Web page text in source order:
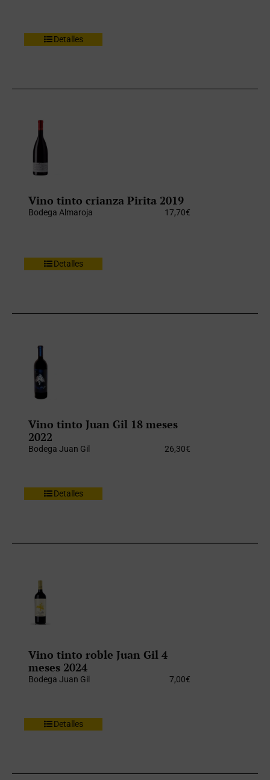
Detalles
Vino tinto crianza Pirita 2019
Bodega Almaroja 17,70€
Detalles
Vino tinto Juan Gil 18 meses
2022
Bodega Juan Gil 26,30€
Detalles
Vino tinto roble Juan Gil 4
meses 2024
Bodega Juan Gil 7,00€
Detalles